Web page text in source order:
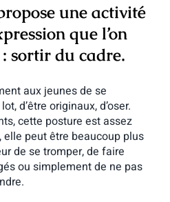
une activité
que l’on
sortir du cadre.
aux jeunes de se
d’être originaux, d’oser.
cette posture est assez
elle peut être beaucoup plus
de se tromper, de faire
ou simplement de ne pas